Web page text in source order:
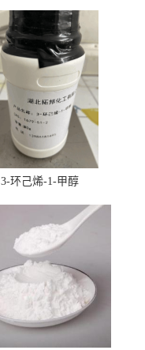
3-环己烯-1-甲醇